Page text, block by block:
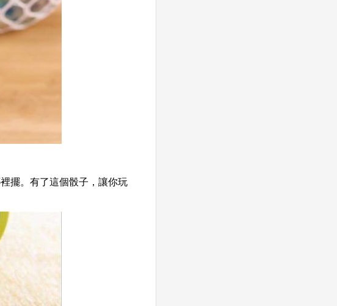
擺。有了這個骰子，讓你玩